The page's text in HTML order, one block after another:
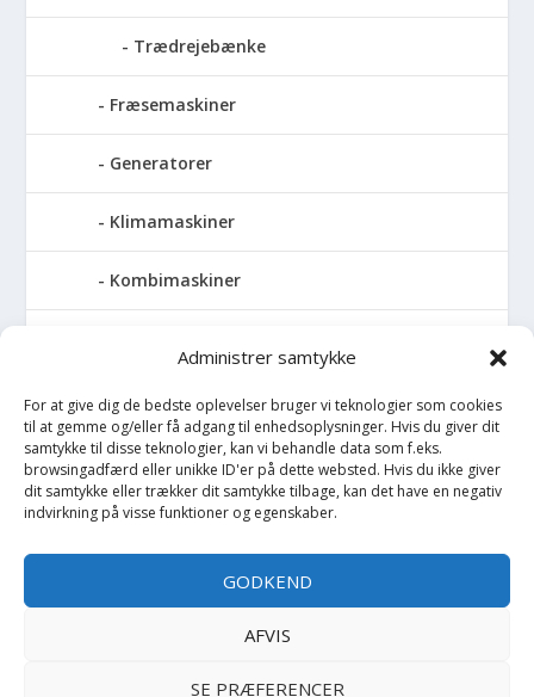
Administrer samtykke
For at give dig de bedste oplevelser bruger vi teknologier som cookies
til at gemme og/eller få adgang til enhedsoplysninger. Hvis du giver dit
samtykke til disse teknologier, kan vi behandle data som f.eks.
browsingadfærd eller unikke ID'er på dette websted. Hvis du ikke giver
dit samtykke eller trækker dit samtykke tilbage, kan det have en negativ
indvirkning på visse funktioner og egenskaber.
GODKEND
AFVIS
SE PRÆFERENCER
Trædrejebænke
Fræsemaskiner
Generatorer
Klimamaskiner
Kombimaskiner
Pressemaskiner
Save
Slibemaskiner
Søjlebore- & bænkboremaskiner